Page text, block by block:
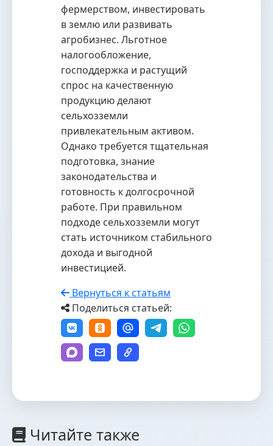
фермерством, инвестировать
в землю или развивать
агробизнес. Льготное
налогообложение,
господдержка и растущий
спрос на качественную
продукцию делают
сельхозземли
привлекательным активом.
Однако требуется тщательная
подготовка, знание
законодательства и
готовность к долгосрочной
работе. При правильном
подходе сельхозземли могут
стать источником стабильного
дохода и выгодной
инвестицией.
Вернуться к статьям
Поделиться статьей:
Читайте также